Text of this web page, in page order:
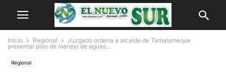
Inicio Regional
Juzgado ordena a alcalde de Tamalameque
presentar plan de manejo de aguas...
Regional